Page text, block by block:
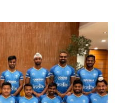
रिकॉर्ड
तोड़ा:
एथलीटों
को
2026
एशियाई